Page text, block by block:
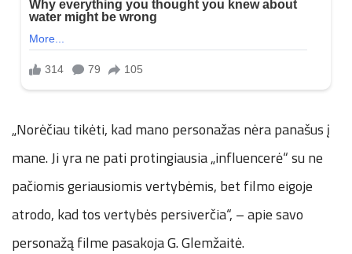
„Norėčiau tikėti, kad mano personažas nėra panašus į
mane. Ji yra ne pati protingiausia „influencerė“ su ne
pačiomis geriausiomis vertybėmis, bet filmo eigoje
atrodo, kad tos vertybės persiverčia“, – apie savo
personažą filme pasakoja G. Glemžaitė.